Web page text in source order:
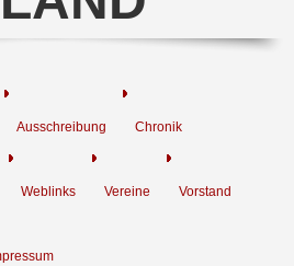
Ausschreibung Chronik
Weblinks Vereine Vorstand